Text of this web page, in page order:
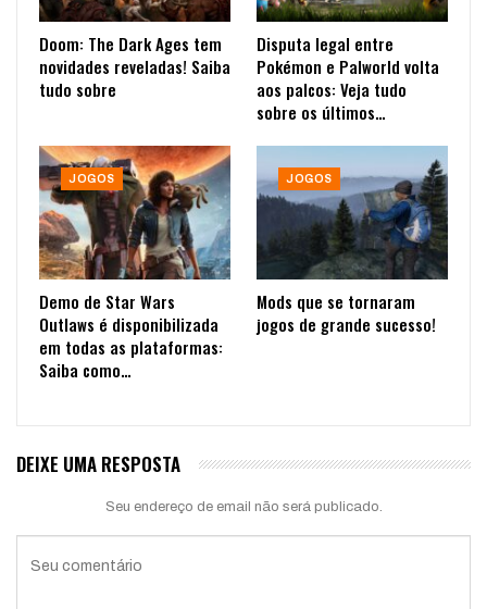
Doom: The Dark Ages tem
novidades reveladas! Saiba
tudo sobre
Disputa legal entre
Pokémon e Palworld volta
aos palcos: Veja tudo
sobre os últimos…
JOGOS
Demo de Star Wars
Outlaws é disponibilizada
em todas as plataformas:
Saiba como…
JOGOS
Mods que se tornaram
jogos de grande sucesso!
DEIXE UMA RESPOSTA
Seu endereço de email não será publicado.